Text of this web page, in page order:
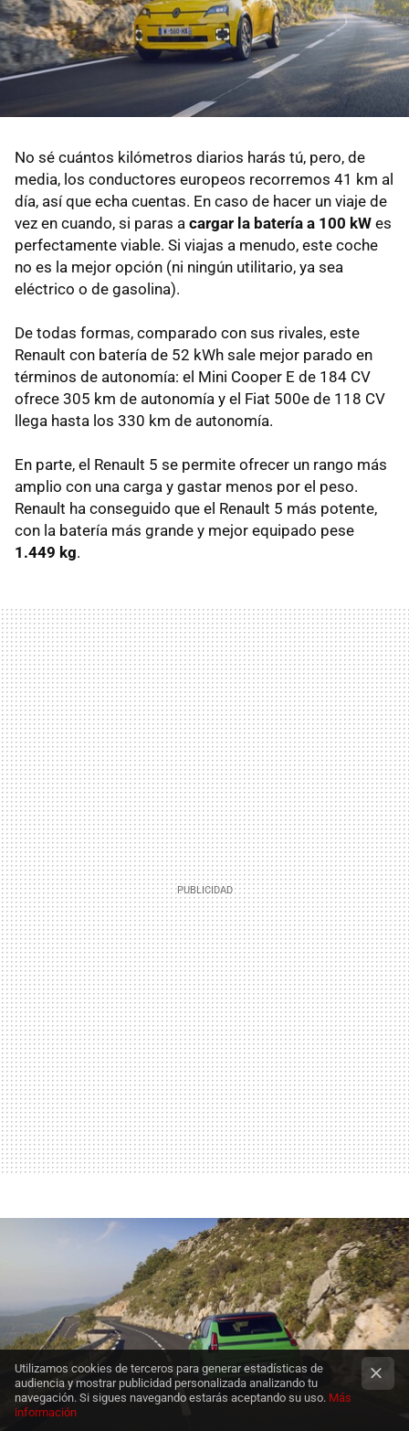
No sé cuántos kilómetros diarios harás tú, pero, de
media, los conductores europeos recorremos 41 km al
día, así que echa cuentas. En caso de hacer un viaje de
vez en cuando, si paras a cargar la batería a 100 kW es
perfectamente viable. Si viajas a menudo, este coche
no es la mejor opción (ni ningún utilitario, ya sea
eléctrico o de gasolina).
De todas formas, comparado con sus rivales, este
Renault con batería de 52 kWh sale mejor parado en
términos de autonomía: el Mini Cooper E de 184 CV
ofrece 305 km de autonomía y el Fiat 500e de 118 CV
llega hasta los 330 km de autonomía.
En parte, el Renault 5 se permite ofrecer un rango más
amplio con una carga y gastar menos por el peso.
Renault ha conseguido que el Renault 5 más potente,
con la batería más grande y mejor equipado pese
1.449 kg.
Utilizamos cookies de terceros para generar estadísticas de
audiencia y mostrar publicidad personalizada analizando tu
navegación. Si sigues navegando estarás aceptando su uso. Más
información